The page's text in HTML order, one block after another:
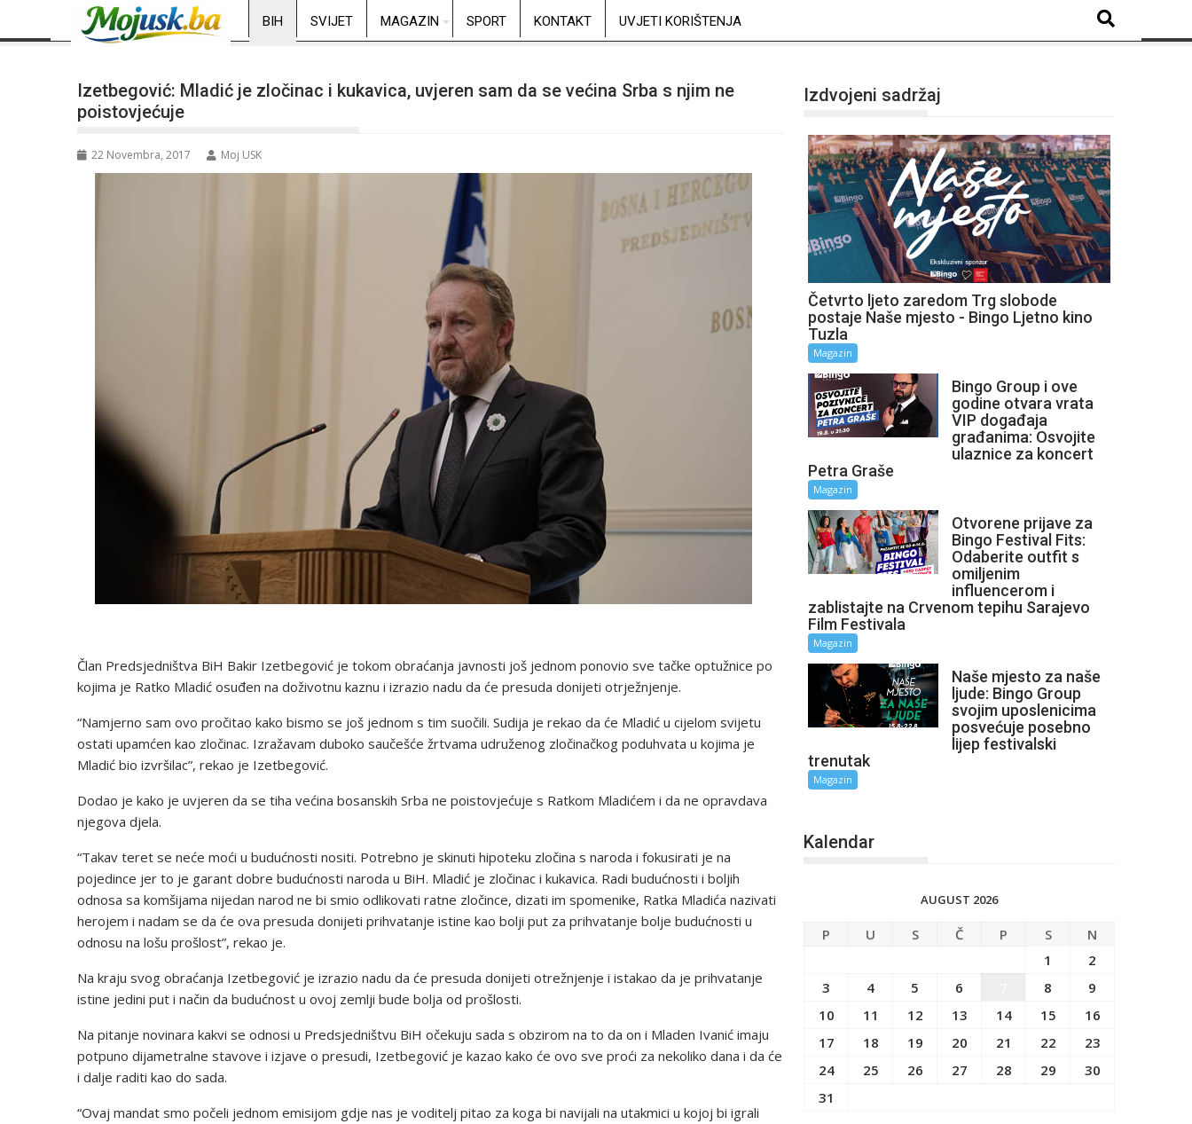
BIH SVIJET MAGAZIN SPORT KONTAKT UVJETI KORIŠTENJA
Izetbegović: Mladić je zločinac i kukavica, uvjeren sam da se većina Srba s njim ne
poistovjećuje
22 Novembra, 2017 Moj USK
Član Predsjedništva BiH Bakir Izetbegović je tokom obraćanja javnosti još jednom ponovio sve tačke optužnice po
kojima je Ratko Mladić osuđen na doživotnu kaznu i izrazio nadu da će presuda donijeti otrježnjenje.
“Namjerno sam ovo pročitao kako bismo se još jednom s tim suočili. Sudija je rekao da će Mladić u cijelom svijetu
ostati upamćen kao zločinac. Izražavam duboko saučešće žrtvama udruženog zločinačkog poduhvata u kojima je
Mladić bio izvršilac”, rekao je Izetbegović.
Dodao je kako je uvjeren da se tiha većina bosanskih Srba ne poistovjećuje s Ratkom Mladićem i da ne opravdava
njegova djela.
“Takav teret se neće moći u budućnosti nositi. Potrebno je skinuti hipoteku zločina s naroda i fokusirati je na
pojedince jer to je garant dobre budućnosti naroda u BiH. Mladić je zločinac i kukavica. Radi budućnosti i boljih
odnosa sa komšijama nijedan narod ne bi smio odlikovati ratne zločince, dizati im spomenike, Ratka Mladića nazivati
herojem i nadam se da će ova presuda donijeti prihvatanje istine kao bolji put za prihvatanje bolje budućnosti u
odnosu na lošu prošlost”, rekao je.
Na kraju svog obraćanja Izetbegović je izrazio nadu da će presuda donijeti otrežnjenje i istakao da je prihvatanje
istine jedini put i način da budućnost u ovoj zemlji bude bolja od prošlosti.
Na pitanje novinara kakvi se odnosi u Predsjedništvu BiH očekuju sada s obzirom na to da on i Mladen Ivanić imaju
potpuno dijametralne stavove i izjave o presudi, Izetbegović je kazao kako će ovo sve proći za nekoliko dana i da će
i dalje raditi kao do sada.
“Ovaj mandat smo počeli jednom emisijom gdje nas je voditelj pitao za koga bi navijali na utakmici u kojoj bi igrali
Izdvojeni sadržaj
Četvrto ljeto zaredom Trg slobode
postaje Naše mjesto - Bingo Ljetno kino
Tuzla
Magazin
Bingo Group i ove
godine otvara vrata
VIP događaja
građanima: Osvojite
ulaznice za koncert
Petra Graše
Magazin
Otvorene prijave za
Bingo Festival Fits:
Odaberite outfit s
omiljenim
influencerom i
zablistajte na Crvenom tepihu Sarajevo
Film Festivala
Magazin
Naše mjesto za naše
ljude: Bingo Group
svojim uposlenicima
posvećuje posebno
lijep festivalski
trenutak
Magazin
Kalendar
AUGUST 2026
P U S Č P S
N
1
2
3
4 5 6 8
9
10
11 12 13 14 15
16
17
18 19 20 21 22
23
24
25 26 27 28 29
30
31